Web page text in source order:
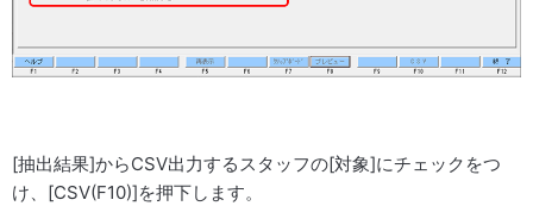
[抽出結果]からCSV出力するスタッフの[対象]にチェックをつ
け、[CSV(F10)]を押下します。